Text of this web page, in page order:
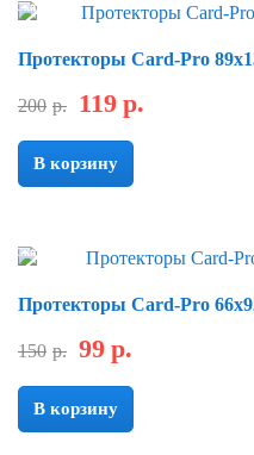
Скидка
Протекторы Card-Pro
200 р. 119 р.
В корзину
Скидка
Протекторы Card-Pro
150 р. 99 р.
В корзину